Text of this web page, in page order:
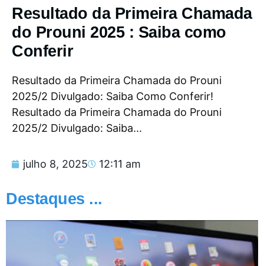
Resultado da Primeira Chamada
do Prouni 2025 : Saiba como
Conferir
Resultado da Primeira Chamada do Prouni
2025/2 Divulgado: Saiba Como Conferir!
Resultado da Primeira Chamada do Prouni
2025/2 Divulgado: Saiba...
julho 8, 2025 12:11 am
Destaques ...